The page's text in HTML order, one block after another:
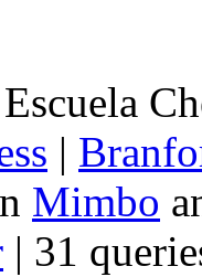
|
Mimbo
| 31